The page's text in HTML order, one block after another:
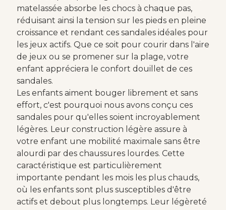
matelassée absorbe les chocs à chaque pas,
réduisant ainsi la tension sur les pieds en pleine
croissance et rendant ces sandales idéales pour
les jeux actifs. Que ce soit pour courir dans l'aire
de jeux ou se promener sur la plage, votre
enfant appréciera le confort douillet de ces
sandales.
Les enfants aiment bouger librement et sans
effort, c'est pourquoi nous avons conçu ces
sandales pour qu'elles soient incroyablement
légères. Leur construction légère assure à
votre enfant une mobilité maximale sans être
alourdi par des chaussures lourdes. Cette
caractéristique est particulièrement
importante pendant les mois les plus chauds,
où les enfants sont plus susceptibles d'être
actifs et debout plus longtemps. Leur légèreté